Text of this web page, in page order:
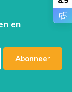
en
Abonneer